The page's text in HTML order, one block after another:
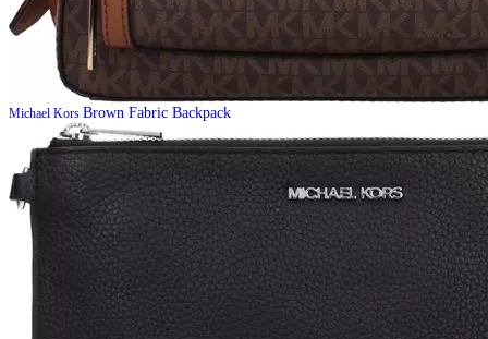
Michael Kors Brown Fabric Backpack